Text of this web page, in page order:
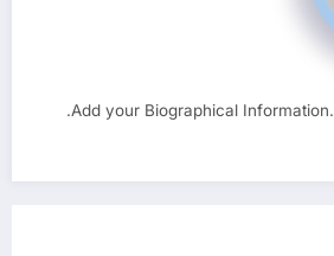
Add your Biographical Information.